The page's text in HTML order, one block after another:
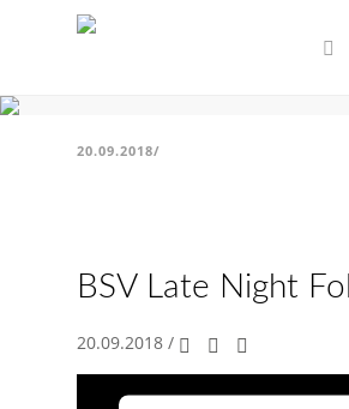
20.09.2018/
BSV Late Night
20.09.2018 /